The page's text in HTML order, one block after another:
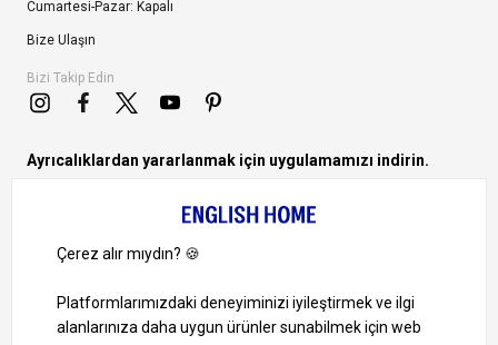
Cumartesi-Pazar: Kapalı
Bize Ulaşın
Bizi Takip Edin
Ayrıcalıklardan yararlanmak için uygulamamızı indirin.